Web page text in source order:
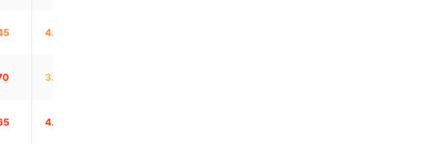
4.00
3.90
4.80